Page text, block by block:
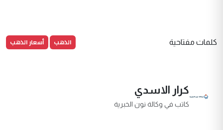
كلمات مفتاحية الذهب أسعار الذهب
كرار الاسدي
كاتب في وكالة نون الخبرية